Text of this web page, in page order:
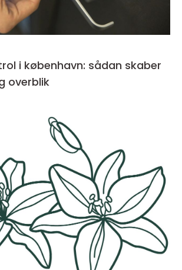
i københavn: sådan skaber
overblik